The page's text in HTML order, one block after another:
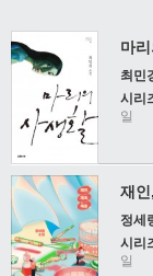
마
최민
시리
일
재
정세
시리
일